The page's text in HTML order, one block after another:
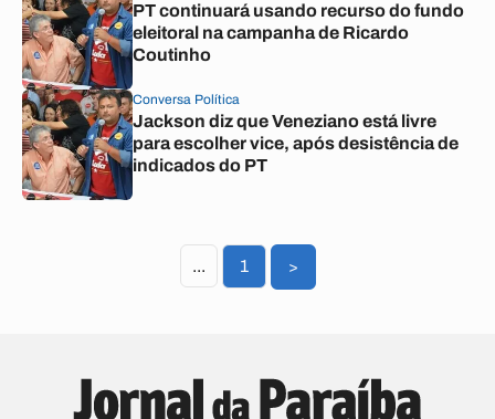
PT continuará usando recurso do fundo
eleitoral na campanha de Ricardo
Coutinho
Conversa Política
Jackson diz que Veneziano está livre
para escolher vice, após desistência de
indicados do PT
... 1 >